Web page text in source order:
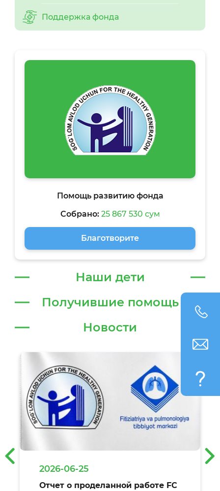
Поддержка фонда
Помощь развитию фонда
Собрано: 25 867 530 сум
Благотворите
Наши дети
Получившие помощь
Новости
2026-06-25
Отчет о проделанной работе FC
‹ ›